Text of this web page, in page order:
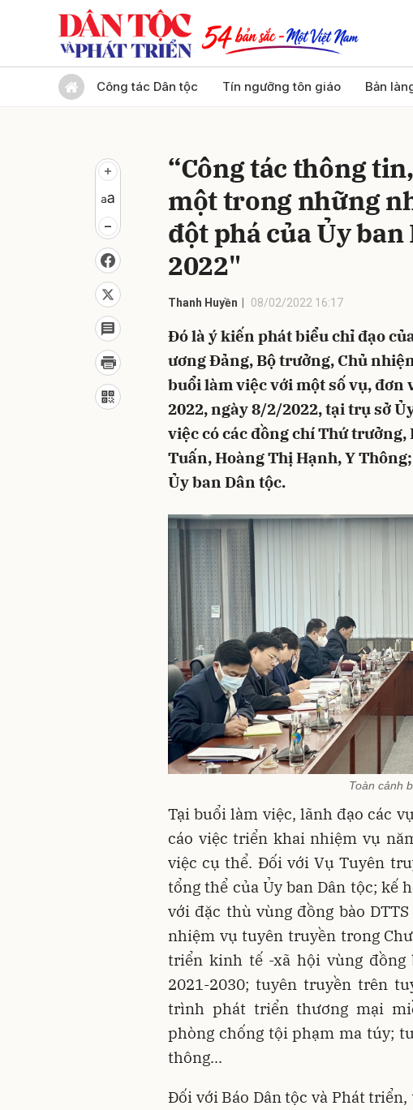
Công tác Dân tộc Tín ngưỡng tôn giáo Bản
“Công tác thông
một trong những
đột phá của Ủy
2022"
Thanh Huyền 08/02/2022 16:17
Đó là ý kiến phát biểu chỉ đạo
ương Đảng, Bộ trưởng, Chủ
buổi làm việc với một số vụ,
2022, ngày 8/2/2022, tại trụ sở
việc có các đồng chí Thứ trưởng,
Tuấn, Hoàng Thị Hạnh, Y
Ủy ban Dân tộc.
Toàn cảnh
Tại buổi làm việc, lãnh đạo các
cáo việc triển khai nhiệm vụ
việc cụ thể. Đối với Vụ Tuyên
tổng thể của Ủy ban Dân tộc; kế
với đặc thù vùng đồng bào
nhiệm vụ tuyên truyền trong
triển kinh tế -xã hội vùng đồng
2021-2030; tuyên truyền trên
trình phát triển thương mại
phòng chống tội phạm ma túy;
thông...
Đối với Báo Dân tộc và Phát
Gửi bình